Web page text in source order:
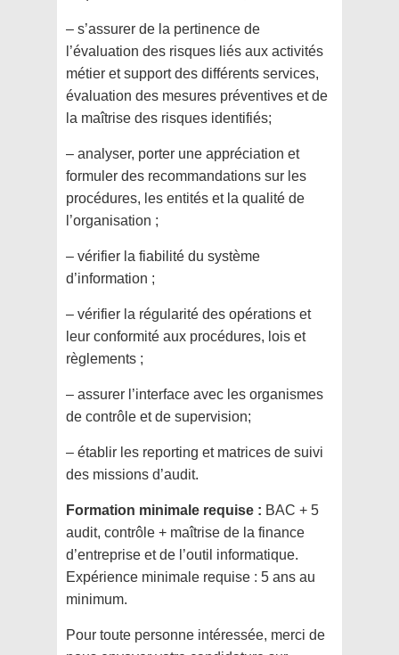
– s’assurer de la pertinence de
l’évaluation des risques liés aux activités
métier et support des différents services,
évaluation des mesures préventives et de
la maîtrise des risques identifiés;
– analyser, porter une appréciation et
formuler des recommandations sur les
procédures, les entités et la qualité de
l’organisation ;
– vérifier la fiabilité du système
d’information ;
– vérifier la régularité des opérations et
leur conformité aux procédures, lois et
règlements ;
– assurer l’interface avec les organismes
de contrôle et de supervision;
– établir les reporting et matrices de suivi
des missions d’audit.
Formation minimale requise : BAC + 5
audit, contrôle + maîtrise de la finance
d’entreprise et de l’outil informatique.
Expérience minimale requise : 5 ans au
minimum.
Pour toute personne intéressée, merci de